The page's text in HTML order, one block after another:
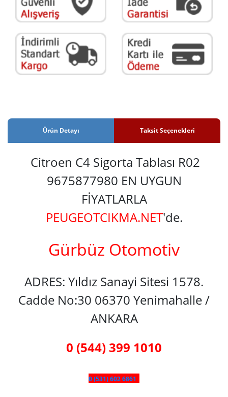
Ürün Detayı Taksit Seçenekleri
Citroen C4 Sigorta Tablası R02
9675877980 EN UYGUN
FİYATLARLA
PEUGEOTCIKMA.NET'de.
Gürbüz Otomotiv
ADRES: Yıldız Sanayi Sitesi 1578.
Cadde No:30 06370 Yenimahalle /
ANKARA
0 (544) 399 1010
0 (531) 602 6861